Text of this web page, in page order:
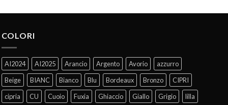
COLORI
AI2024 AI2025 Arancio Argento Avorio
azzurro
Beige
BIANC Bianco Blu Bordeaux Bronzo
CIPRI
cipria
CU Cuoio Fuxia Ghiaccio Giallo Grigio lilla